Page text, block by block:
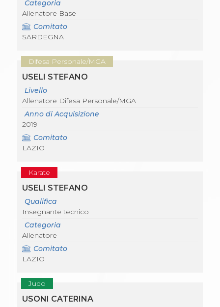
Categoria
Allenatore Base
Comitato
SARDEGNA
Difesa Personale/MGA
USELI STEFANO
Livello
Allenatore Difesa Personale/MGA
Anno di Acquisizione
2019
Comitato
LAZIO
Karate
USELI STEFANO
Qualifica
Insegnante tecnico
Categoria
Allenatore
Comitato
LAZIO
Judo
USONI CATERINA